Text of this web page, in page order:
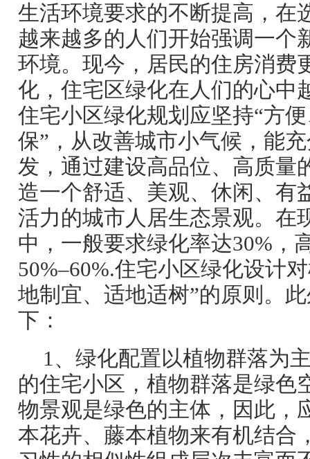
生活环境要求的不断提高，在
越来越多的人们开始强调一个
环境。现今，居民的住房消费
化，住宅区绿化在人们的心中
住宅小区绿化规划应坚持“方
保”，从改善城市小气候，能
发，通过建设高品位、高质量
造一个舒适、美观、休闲、有
活力的城市人居生态景观。在
中，一般要求绿化率达30%，
50%–60%.住宅小区绿化设计
地制宜、适地适树”的原则。
下：
1、绿化配置以植物群落为
的住宅小区，植物群落是绿色
物景观是绿色的主体，因此，
本花卉、藤本植物来有机结合